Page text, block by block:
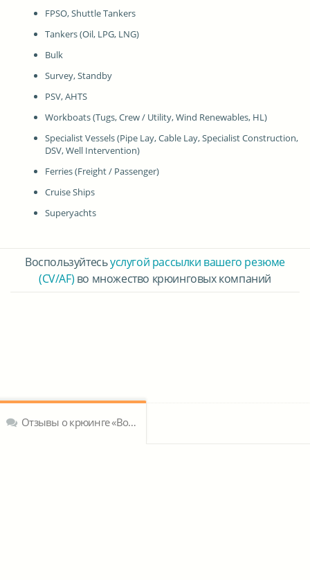
FPSO, Shuttle Tankers
Tankers (Oil, LPG, LNG)
Bulk
Survey, Standby
PSV, AHTS
Workboats (Tugs, Crew / Utility, Wind Renewables, HL)
Specialist Vessels (Pipe Lay, Cable Lay, Specialist Construction,
DSV, Well Intervention)
Ferries (Freight / Passenger)
Cruise Ships
Superyachts
Воспользуйтесьуслугой рассылки вашего резюме
(CV/AF) во множество крюинговых компаний
Отзывы о крюинге «Ворлд Маритайм Крюинг»